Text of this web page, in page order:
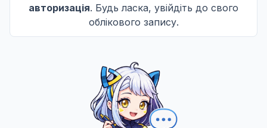
авторизація. Будь ласка, увійдіть до свого
облікового запису.